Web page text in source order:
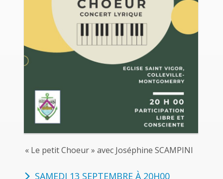
« Le petit Choeur » avec Joséphine SCAMPINI
SAMEDI 13 SEPTEMBRE À 20H00